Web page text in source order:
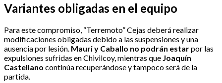
Variantes obligadas en el equipo
Para este compromiso, “Terremoto” Cejas deberá realizar
modificaciones obligadas debido a las suspensiones y una
ausencia por lesión. Mauri y Caballo no podrán estarpor las
expulsiones sufridas en Chivilcoy, mientras que Joaquín
Castellano continúa recuperándose y tampoco será de la
partida.